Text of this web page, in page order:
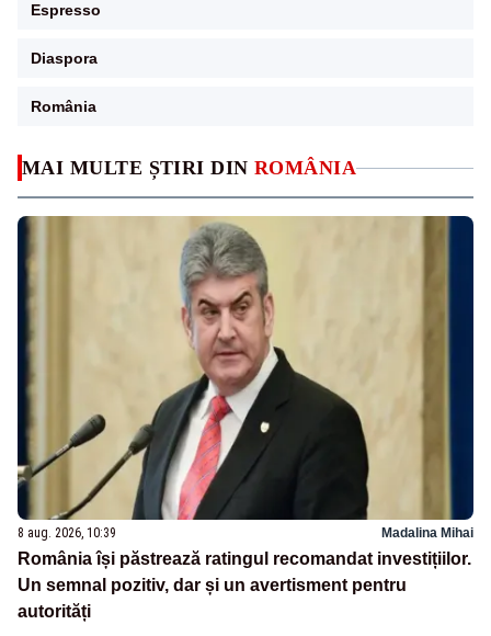
MAI MULTE ȘTIRI DIN ROMÂNIA
8 aug. 2026, 10:39 Madalina Mihai
România își păstrează ratingul recomandat investițiilor.
Un semnal pozitiv, dar și un avertisment pentru
autorități
Espresso
Diaspora
România